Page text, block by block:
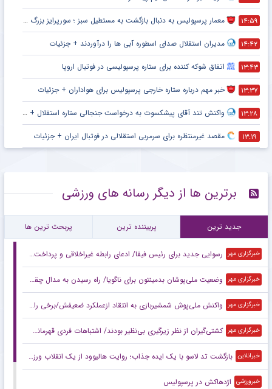
۱۴:۵۹ معمار پرسپولیس به دنبال بازگشت به مستطیل سبز ؛ سورپرایز بزرگ در راه است ؟ + جزئیات
۱۴:۴۲ مدیران استقلال صدای اسطوره آبی ها را درآوردند + جزئیات
۱۳:۴۳ اتفاق شوکه کننده برای ستاره پرسپولیسی در فوتبال اروپا
۱۳:۳۷ خبر مهم درباره ستاره خارجی پرسپولیس برای هواداران + جزئیات
۱۳:۲۸ واکنش تند آقای پیشکسوت به درخواست جنجالی ستاره استقلال + جزئیات
۱۳:۱۹ مقصد غیرمنتظره برای سرمربی استقلالی در فوتبال ایران + جزئیات
برترین ها از دیگر رسانه های ورزشی
جدید ترین پربیننده ترین پربحث ترین ها
خبرگزاری مهر رسوایی جدید برای رئیس فیفا/ ادعای رابطه غیراخلاقی و پرداخت مبلغ ۶ رقمی
خبرگزاری مهر وضعیت ملی‌پوشان بدمینتون برای ناگویا/ راه رسیدن به مدال چقدر سخت؟
خبرگزاری مهر واکنش ملی‌پوش شمشیربازی به انتقاد ازعملکرد ضعیفش/برخی را باید رسوا کرد
خبرگزاری مهر کشتی‌گیران از نظر زیرگیری بی‌نظیر بودند/ اشتباهات فردی قهرمانی را گرفت
خبرانلاین بازگشت تد لاسو با یک ایده جذاب؛ روایت هالیوود از یک انقلاب ورزشی
خبرورزشی اژدهاکش در پرسپولیس